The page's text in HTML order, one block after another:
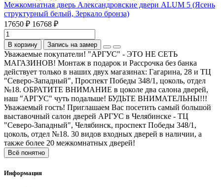
Межкомнатная дверь Александровские двери ALUM 5 (Ясень
структурный белый, Зеркало бронза)
17650 ₽ 16768 ₽
В корзину Запись на замер
Уважаемые покупатели! "АРГУС" - ЭТО НЕ СЕТЬ
МАГАЗИНОВ! Монтаж в подарок и Рассрочка без банка
действует только в наших двух магазинах: Гагарина, 28 и ТЦ
"Северо-Западный", Проспект Победы 348/1, цоколь, отдел
№18. ОБРАТИТЕ ВНИМАНИЕ в цоколе два салона дверей,
наш "АРГУС" чуть подальше! БУДЬТЕ ВНИМАТЕЛЬНЫ!!!
Уважаемый гость! Приглашаем Вас посетить самый большой
выставочный салон дверей АРГУС в Челябинске - ТЦ
"Северо-Западный", Челябинск, проспект Победы 348/1,
цоколь, отдел №18. 30 видов входных дверей в наличии, а
также более 20 межкомнатных дверей!
Всё понятно
Информация